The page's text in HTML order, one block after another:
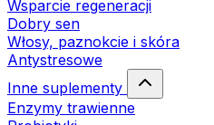
Wsparcie regeneracji
Dobry sen
Włosy, paznokcie i skóra
Antystresowe
Inne suplementy
Enzymy trawienne